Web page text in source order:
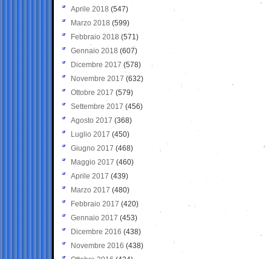
Aprile 2018 (547)
Marzo 2018 (599)
Febbraio 2018 (571)
Gennaio 2018 (607)
Dicembre 2017 (578)
Novembre 2017 (632)
Ottobre 2017 (579)
Settembre 2017 (456)
Agosto 2017 (368)
Luglio 2017 (450)
Giugno 2017 (468)
Maggio 2017 (460)
Aprile 2017 (439)
Marzo 2017 (480)
Febbraio 2017 (420)
Gennaio 2017 (453)
Dicembre 2016 (438)
Novembre 2016 (438)